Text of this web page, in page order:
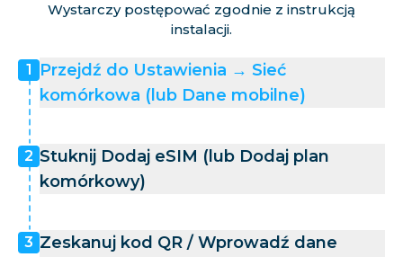
Wystarczy postępować zgodnie z instrukcją
instalacji.
1
Przejdź do Ustawienia → Sieć
komórkowa (lub Dane mobilne)
2 Stuknij Dodaj eSIM (lub Dodaj plan
komórkowy)
3 Zeskanuj kod QR / Wprowadź dane